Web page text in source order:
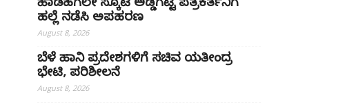
ಹಾಡಹಗಲೇ ಸ್ಕೂಟಿ ಅಡ್ಡಗಟ್ಟಿ ಪತ್ರಕರ್ತನಿಗೆ
ಹಲ್ಲೆ ನಡೆಸಿ ಅಪಹರಣ
August 8, 2026
ಬೆಳೆ ಹಾನಿ ಪ್ರದೇಶಗಳಿಗೆ ಸಚಿವ ಯತೀಂದ್ರ
ಭೇಟಿ, ಪರಿಶೀಲನೆ
August 8, 2026